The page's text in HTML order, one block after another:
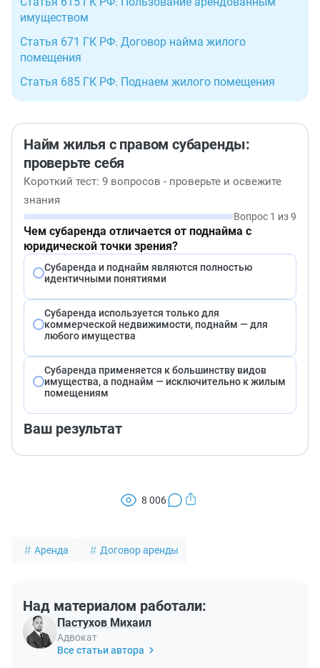
имуществом
Статья 671 ГК РФ. Договор найма жилого
помещения
Статья 685 ГК РФ. Поднаем жилого помещения
Найм жилья с правом субаренды:
проверьте себя
Короткий тест: 9 вопросов - проверьте и освежите
знания
Вопрос 1 из 9
Чем субаренда отличается от поднайма с
юридической точки зрения?
Субаренда и поднайм являются полностью
идентичными понятиями
Субаренда используется только для
коммерческой недвижимости, поднайм — для
любого имущества
Субаренда применяется к большинству видов
имущества, а поднайм — исключительно к жилым
помещениям
Ваш результат
8 006
Аренда Договор аренды
Над материалом работали:
Пастухов Михаил
Адвокат
Все статьи автора